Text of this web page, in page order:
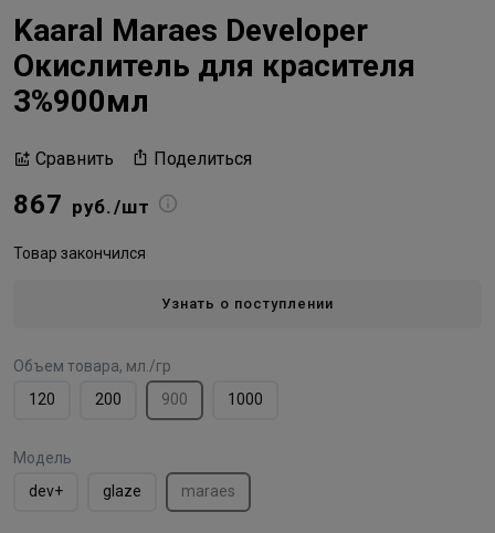
Kaaral Maraes Developer
Окислитель для красителя
3%900мл
Сравнить Поделиться
867 руб./шт
Товар закончился
Узнать о поступлении
Объем товара, мл./гр
120
200 900 1000
Модель
dev+
glaze maraes